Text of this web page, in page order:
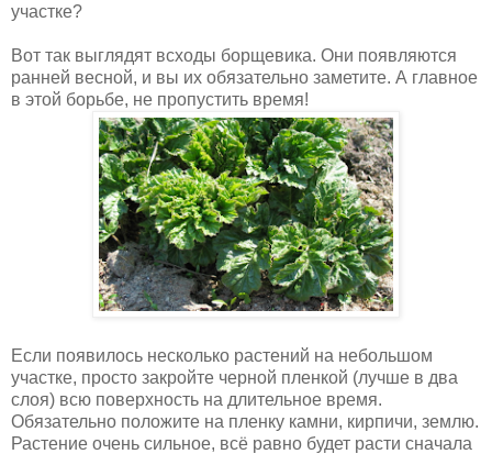
участке?
Вот так выглядят всходы борщевика. Они появляются
ранней весной, и вы их обязательно заметите. А главное
в этой борьбе, не пропустить время!
Если появилось несколько растений на небольшом
участке, просто закройте черной пленкой (лучше в два
слоя) всю поверхность на длительное время.
Обязательно положите на пленку камни, кирпичи, землю.
Растение очень сильное, всё равно будет расти сначала